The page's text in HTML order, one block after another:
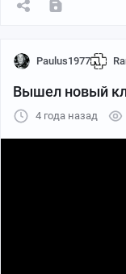
Paulus1977
Вышел новый
4 года назад